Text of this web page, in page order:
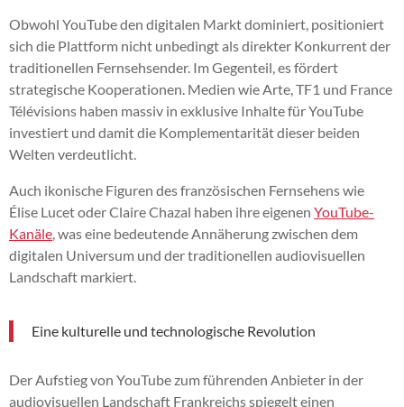
Obwohl YouTube den digitalen Markt dominiert, positioniert
sich die Plattform nicht unbedingt als direkter Konkurrent der
traditionellen Fernsehsender. Im Gegenteil, es fördert
strategische Kooperationen. Medien wie Arte, TF1 und France
Télévisions haben massiv in exklusive Inhalte für YouTube
investiert und damit die Komplementarität dieser beiden
Welten verdeutlicht.
Auch ikonische Figuren des französischen Fernsehens wie
Élise Lucet oder Claire Chazal haben ihre eigenen YouTube-
Kanäle , was eine bedeutende Annäherung zwischen dem
digitalen Universum und der traditionellen audiovisuellen
Landschaft markiert.
Eine kulturelle und technologische Revolution
Der Aufstieg von YouTube zum führenden Anbieter in der
audiovisuellen Landschaft Frankreichs spiegelt einen